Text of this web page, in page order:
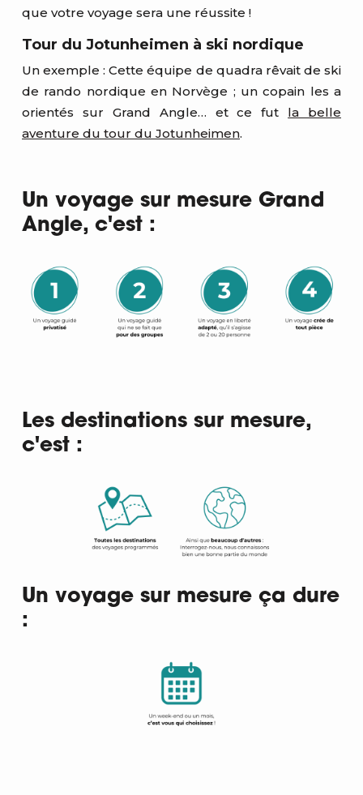
que votre voyage sera une réussite !
Tour du Jotunheimen à ski nordique
Un exemple : Cette équipe de quadra rêvait de ski
de rando nordique en Norvège ; un copain les a
orientés sur Grand Angle… et ce fut la belle
aventure du tour du Jotunheimen.
Un voyage sur mesure Grand
Angle, c'est :
Les destinations sur mesure,
c'est :
Un voyage sur mesure ça dure
: